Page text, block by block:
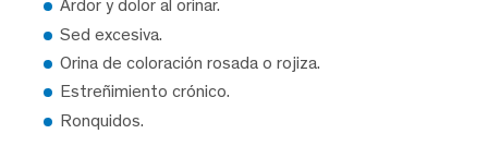
Ardor y dolor al orinar.
Sed excesiva.
Orina de coloración rosada o rojiza.
Estreñimiento crónico.
Ronquidos.